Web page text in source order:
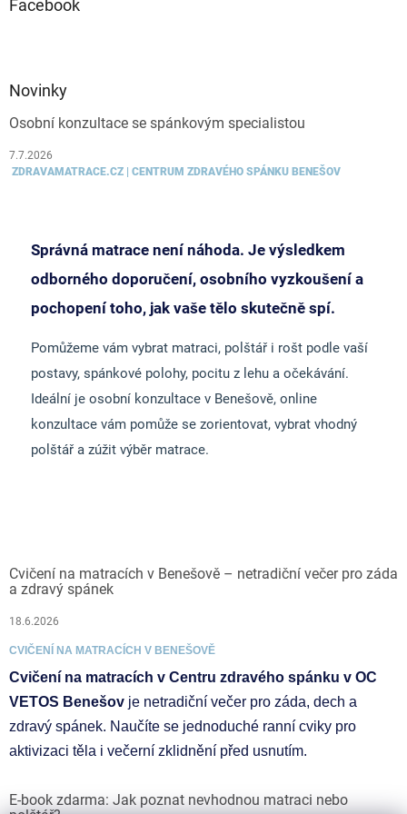
Facebook
Novinky
Osobní konzultace se spánkovým specialistou
7.7.2026
ZDRAVAMATRACE.CZ | CENTRUM ZDRAVÉHO SPÁNKU BENEŠOV
Správná matrace není náhoda. Je výsledkem
odborného doporučení, osobního vyzkoušení a
pochopení toho, jak vaše tělo skutečně spí.
Pomůžeme vám vybrat matraci, polštář i rošt podle vaší
postavy, spánkové polohy, pocitu z lehu a očekávání.
Ideální je osobní konzultace v Benešově, online
konzultace vám pomůže se zorientovat, vybrat vhodný
polštář a zúžit výběr matrace.
Cvičení na matracích v Benešově – netradiční večer pro záda
a zdravý spánek
18.6.2026
CVIČENÍ NA MATRACÍCH V BENEŠOVĚ
Cvičení na matracích v Centru zdravého spánku v OC
VETOS Benešov je netradiční večer pro záda, dech a
zdravý spánek. Naučíte se jednoduché ranní cviky pro
aktivizaci těla i večerní zklidnění před usnutím.
E-book zdarma: Jak poznat nevhodnou matraci nebo